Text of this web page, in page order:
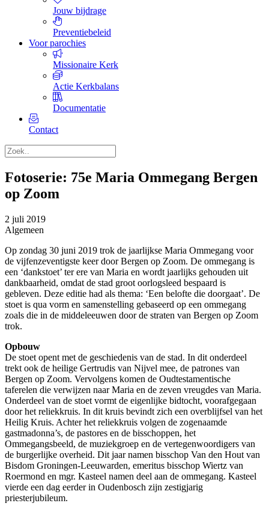
Jouw bijdrage
Preventiebeleid
Voor parochies
Missionaire Kerk
Actie Kerkbalans
Documentatie
Contact
Fotoserie: 75e Maria Ommegang Bergen
op Zoom
2 juli 2019
Algemeen
Op zondag 30 juni 2019 trok de jaarlijkse Maria Ommegang voor
de vijfenzeventigste keer door Bergen op Zoom. De ommegang is
een ‘dankstoet’ ter ere van Maria en wordt jaarlijks gehouden uit
dankbaarheid, omdat de stad groot oorlogsleed bespaard is
gebleven. Deze editie had als thema: ‘Een belofte die doorgaat’. De
stoet is qua vorm en samenstelling gebaseerd op een ommegang
zoals die in de middeleeuwen door de straten van Bergen op Zoom
trok.
Opbouw
De stoet opent met de geschiedenis van de stad. In dit onderdeel
trekt ook de heilige Gertrudis van Nijvel mee, de patrones van
Bergen op Zoom. Vervolgens komen de Oudtestamentische
taferelen die verwijzen naar Maria en de zeven vreugdes van Maria.
Onderdeel van de stoet vormt de eigenlijke bidtocht, voorafgegaan
door het reliekkruis. In dit kruis bevindt zich een overblijfsel van het
Heilig Kruis. Achter het reliekkruis volgen de zogenaamde
gastmadonna’s, de pastores en de bisschoppen, het
Ommegangsbeeld, de muziekgroep en de vertegenwoordigers van
de burgerlijke overheid. Dit jaar namen bisschop Van den Hout van
Bisdom Groningen-Leeuwarden, emeritus bisschop Wiertz van
Roermond en mgr. Kasteel namen deel aan de ommegang. Kasteel
vierde een dag eerder in Oudenbosch zijn zestigjarig
priesterjubileum.